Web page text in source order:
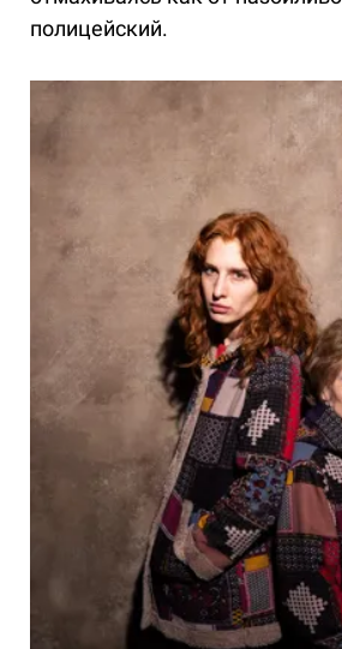
полицейский.